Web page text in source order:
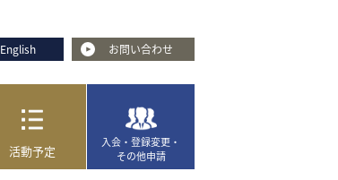
English お問い合わせ
活動予定
入会・登録変更・
その他申請